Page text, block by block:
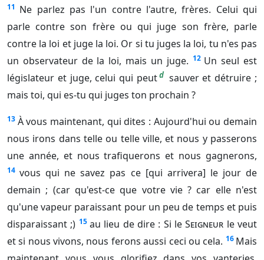
11 Ne parlez pas l'un contre l'autre, frères. Celui qui
parle contre son frère ou qui juge son frère, parle
contre la loi et juge la loi. Or si tu juges la loi, tu n'es pas
un observateur de la loi, mais un juge. 12 Un seul est
législateur et juge, celui qui peutd sauver et détruire ;
mais toi, qui es-tu qui juges ton prochain ?
13 À vous maintenant, qui dites : Aujourd'hui ou demain
nous irons dans telle ou telle ville, et nous y passerons
une année, et nous trafiquerons et nous gagnerons,
14 vous qui ne savez pas ce [qui arrivera] le jour de
demain ; (car qu'est-ce que votre vie ? car elle n'est
qu'une vapeur paraissant pour un peu de temps et puis
disparaissant ;) 15 au lieu de dire : Si leSeigneur le veut
et si nous vivons, nous ferons aussi ceci ou cela. 16 Mais